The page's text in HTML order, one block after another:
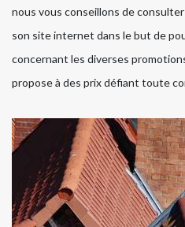
nous vous conseillons de
son site internet dans le but de
concernant les diverses
propose à des prix défiant toute